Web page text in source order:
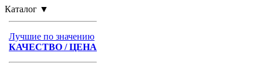
Каталог ▼
Лучшие по значению
КАЧЕСТВО / ЦЕНА